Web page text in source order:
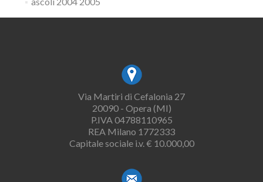
Via Martiri di Cefalonia 27
20090 - Opera (MI)
P.IVA 04788110965
REA Milano 1772333
Capitale sociale i.v. € 10.000,00